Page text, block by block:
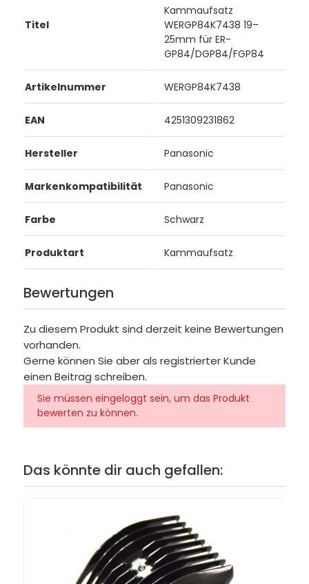
Titel
Kammaufsatz
WERGP84K7438 19–
25mm für ER-
GP84/DGP84/FGP84
Artikelnummer WERGP84K7438
EAN 4251309231862
Hersteller Panasonic
Markenkompatibilität Panasonic
Farbe Schwarz
Produktart Kammaufsatz
Bewertungen
Zu diesem Produkt sind derzeit keine Bewertungen
vorhanden.
Gerne können Sie aber als registrierter Kunde
einen Beitrag schreiben.
Sie müssen eingeloggt sein, um das Produkt
bewerten zu können.
Das könnte dir auch gefallen: